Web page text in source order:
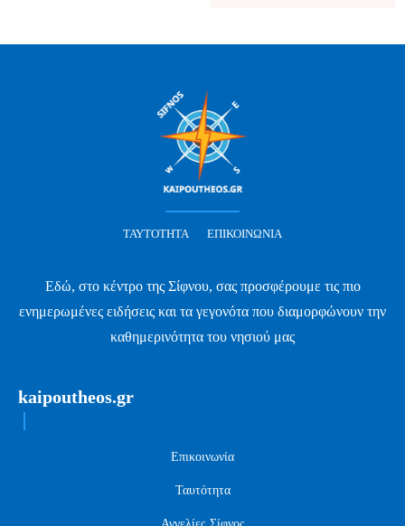
ΤΑΥΤΌΤΗΤΑ ΕΠΙΚΟΙΝΩΝΊΑ
Εδώ, στο κέντρο της Σίφνου, σας προσφέρουμε τις πιο
ενημερωμένες ειδήσεις και τα γεγονότα που διαμορφώνουν την
καθημερινότητα του νησιού μας
kaipoutheos.gr
Επικοινωνία
Ταυτότητα